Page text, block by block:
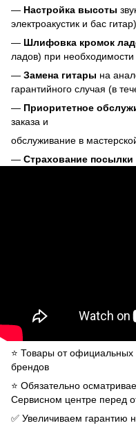
— Настройка высоты
электроакустик и бас гитар)
— Шлифовка кромок
ладов) при необходимости
— Замена гитары на
гарантийного случая (в
— Приоритетное
заказа и
обслуживание в
— Страхование посылки
⭐️ Товары от
брендов
⭐️ Обязательно
Сервисном центре перед
✅ Увеличиваем гарантию